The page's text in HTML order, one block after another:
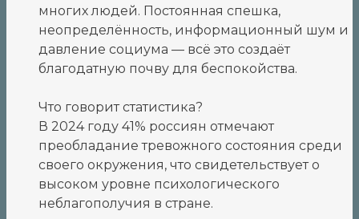
многих людей. Постоянная спешка,
неопределённость, информационный шум и
давление социума — всё это создаёт
благодатную почву для беспокойства.
Что говорит статистика?
В 2024 году 41% россиян отмечают
преобладание тревожного состояния среди
своего окружения, что свидетельствует о
высоком уровне психологического
неблагополучия в стране.